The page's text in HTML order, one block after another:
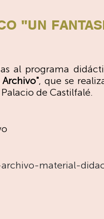
"UN
al programa
, que se
de Castilfalé.
material-